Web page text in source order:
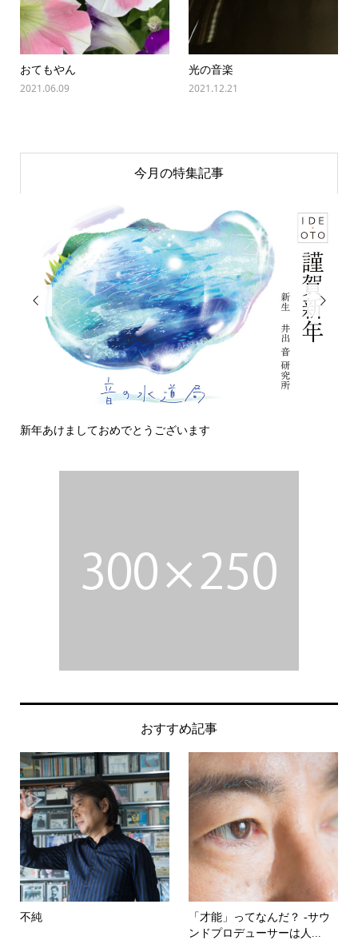
おてもやん
2021.06.09
光の音楽
2021.12.21
今月の特集記事

新年あけましておめでとうございます

おすすめ記事
不純
「才能」ってなんだ？ -サウ
ンドプロデューサーは人...